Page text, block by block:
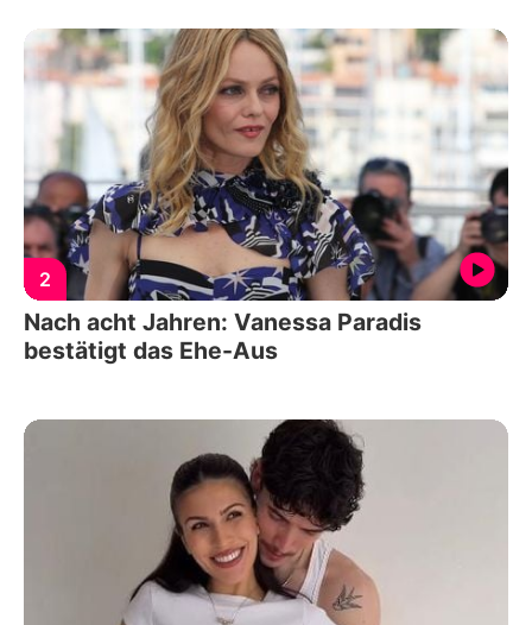
2
Nach acht Jahren: Vanessa Paradis
bestätigt das Ehe-Aus